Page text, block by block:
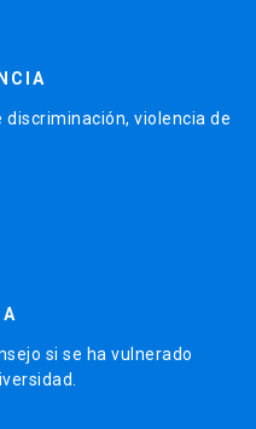
discriminación, violencia de
si se ha vulnerado